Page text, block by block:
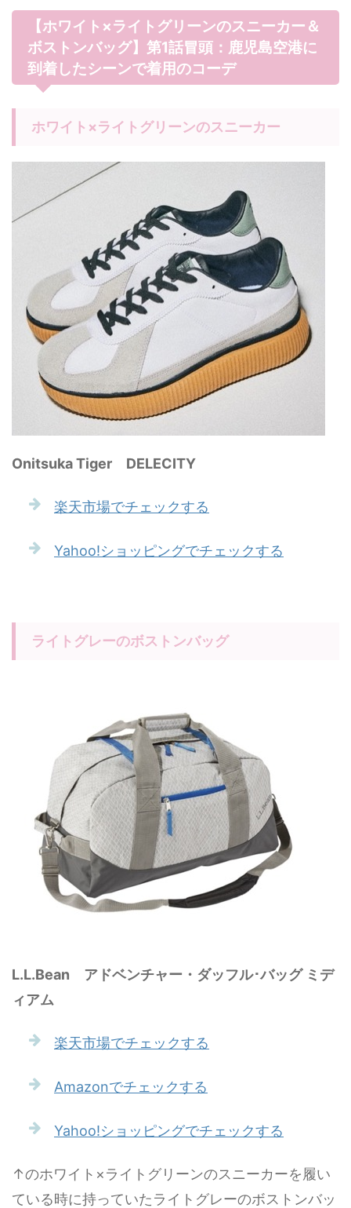
【ホワイト×ライトグリーンのスニーカー＆
ボストンバッグ】第1話冒頭：鹿児島空港に
到着したシーンで着用のコーデ
ホワイト×ライトグリーンのスニーカー
Onitsuka Tiger DELECITY
楽天市場でチェックする
Yahoo!ショッピングでチェックする
ライトグレーのボストンバッグ
L.L.Bean アドベンチャー・ダッフル･バッグ ミデ
ィアム
楽天市場でチェックする
Amazonでチェックする
Yahoo!ショッピングでチェックする
↑のホワイト×ライトグリーンのスニーカーを履い
ている時に持っていたライトグレーのボストンバッ